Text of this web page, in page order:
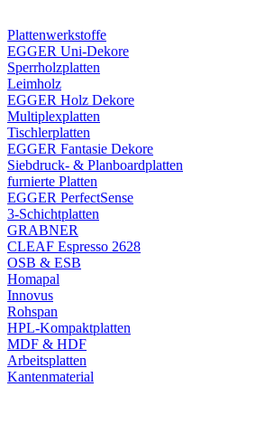
Plattenwerkstoffe
EGGER Uni-Dekore
Sperrholzplatten
Leimholz
EGGER Holz Dekore
Multiplexplatten
Tischlerplatten
EGGER Fantasie Dekore
Siebdruck- & Planboardplatten
furnierte Platten
EGGER PerfectSense
3-Schichtplatten
GRABNER
CLEAF Espresso 2628
OSB & ESB
Homapal
Innovus
Rohspan
HPL-Kompaktplatten
MDF & HDF
Arbeitsplatten
Kantenmaterial